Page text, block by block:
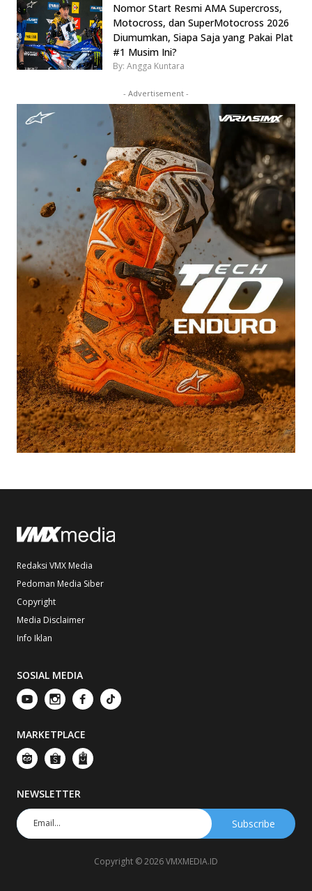
Nomor Start Resmi AMA Supercross,
Motocross, dan SuperMotocross 2026
Diumumkan, Siapa Saja yang Pakai Plat
#1 Musim Ini?
By: Angga Kuntara
- Advertisement -
Redaksi VMX Media
Pedoman Media Siber
Copyright
Media Disclaimer
Info Iklan
SOSIAL MEDIA
MARKETPLACE
NEWSLETTER
Copyright © 2026 VMXMEDIA.ID